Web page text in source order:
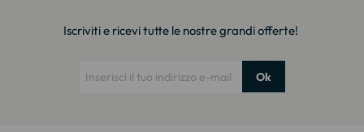
Iscriviti e ricevi tutte le nostre grandi offerte!
Ok